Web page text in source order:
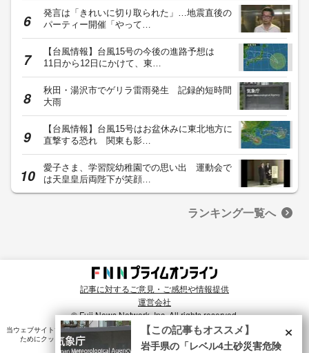
発言は「きれいに切り取られた」…地震直後の
パーティー開催「やって…
【台風情報】台風15号の今後の進路予想は
11日から12日にかけて、東…
秋田・湯沢市でゲリラ雷雨発生 記録的短時間
大雨
【台風情報】台風15号はお盆休みに東北地方に
直撃する恐れ 関東も影…
愛子さま、学習院幼稚園での思い出 運動会で
は天皇皇后両陛下が笑顔…
ランキング一覧へ
記事に対するご意見・ご感想や情報提供
運営会社
© Fuji News Network, Inc. All rights reserved.
当ウェブサイトでは、ユーザのニーズ・興味・関⼼に合致したコンテンツや広告配信を提供する
ためにクッキーを使⽤しています。詳細は、 プライバシーポリシー をご確認ください。×
【この記事もオススメ】
岩手県の「レベル4土砂災害危険